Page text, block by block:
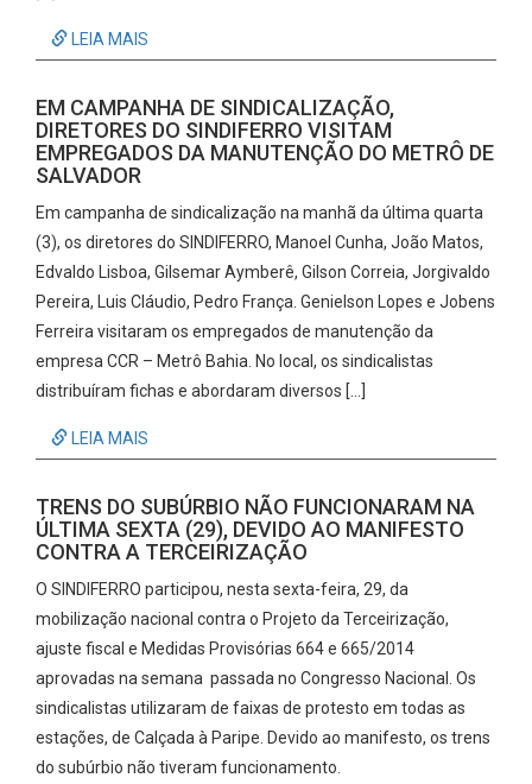
LEIA MAIS
EM CAMPANHA DE SINDICALIZAÇÃO,
DIRETORES DO SINDIFERRO VISITAM
EMPREGADOS DA MANUTENÇÃO DO METRÔ DE
SALVADOR
Em campanha de sindicalização na manhã da última quarta
(3), os diretores do SINDIFERRO, Manoel Cunha, João Matos,
Edvaldo Lisboa, Gilsemar Aymberê, Gilson Correia, Jorgivaldo
Pereira, Luis Cláudio, Pedro França. Genielson Lopes e Jobens
Ferreira visitaram os empregados de manutenção da
empresa CCR – Metrô Bahia. No local, os sindicalistas
distribuíram fichas e abordaram diversos […]
LEIA MAIS
TRENS DO SUBÚRBIO NÃO FUNCIONARAM NA
ÚLTIMA SEXTA (29), DEVIDO AO MANIFESTO
CONTRA A TERCEIRIZAÇÃO
O SINDIFERRO participou, nesta sexta-feira, 29, da
mobilização nacional contra o Projeto da Terceirização,
ajuste fiscal e Medidas Provisórias 664 e 665/2014
aprovadas na semana passada no Congresso Nacional. Os
sindicalistas utilizaram de faixas de protesto em todas as
estações, de Calçada à Paripe. Devido ao manifesto, os trens
do subúrbio não tiveram funcionamento.